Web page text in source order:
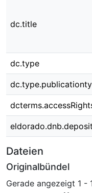
dc.title
dc.type
eldorado.dnb.deposit
Dateien
Originalbündel
Gerade angezeigt 1 -